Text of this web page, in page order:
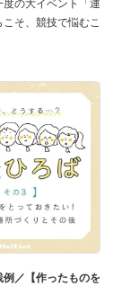
の大イベント「運
そ、競技で悩むこ
例／【作ったものを